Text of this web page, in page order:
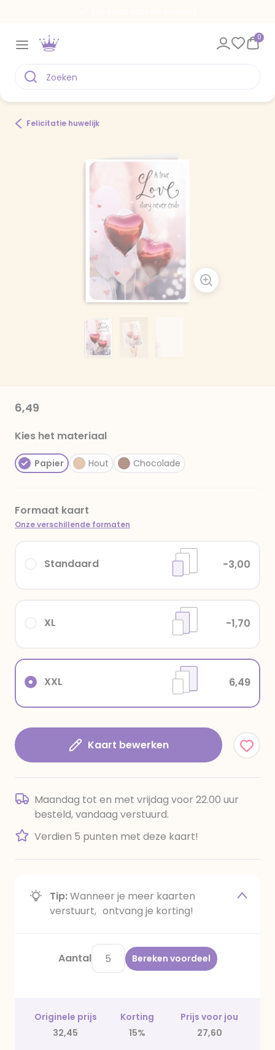
0
Felicitatie huwelijk
6,49
Kies het materiaal
Papier Hout Chocolade
Formaat kaart
Onze verschillende formaten
XXL 6,49
XL -1,70
Standaard -3,00
Kaart bewerken
Maandag tot en met vrijdag voor 22.00 uur
besteld, vandaag verstuurd.
Verdien 5 punten met deze kaart!
Tip:Wanneer je meer kaarten
verstuurt, ontvang je korting!
Aantal Bereken voordeel
Originele prijs Korting
Prijs voor jou
32,45
15% 27,60